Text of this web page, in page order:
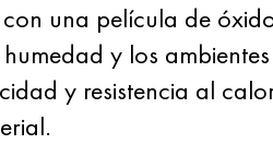
una película de
y los ambientes
y resistencia al